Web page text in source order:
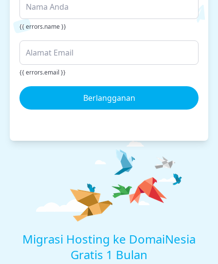
{{ errors.name }}
{{ errors.email }}
Berlangganan
Migrasi Hosting ke DomaiNesia
Gratis 1 Bulan